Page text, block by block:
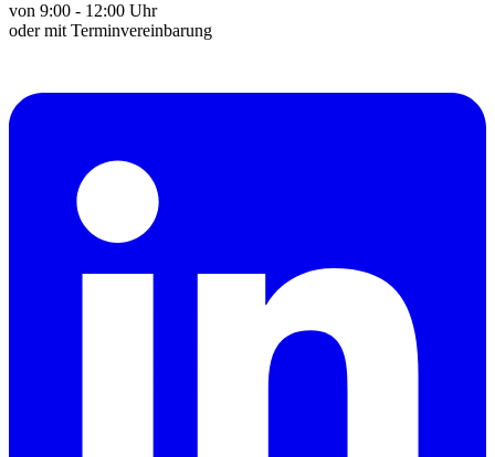
von 9:00 - 12:00 Uhr
oder mit Terminvereinbarung